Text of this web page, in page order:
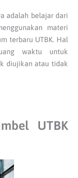
adalah belajar dari
materi
terbaru UTBK. Hal
waktu untuk
diujikan atau tidak
UTBK